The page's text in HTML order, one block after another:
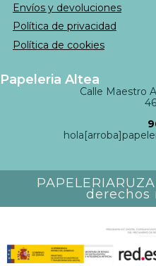
Envíos y devoluciones
Política de privacidad
Política de cookies
Papeleria Altea
Calle Maestro
derechos